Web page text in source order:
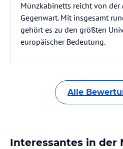
Münzkabinetts reicht von der
Gegenwart. Mit insgesamt
gehört es zu den größten
europäischer Bedeutung.
Alle
Interessantes in der